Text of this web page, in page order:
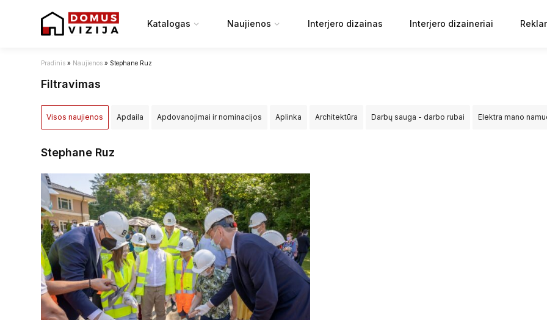
Katalogas Naujienos Interjero dizainas Interjero dizaineriai
Pradinis » Naujienos » Stephane Ruz
Filtravimas
Visos naujienos Apdaila Apdovanojimai ir nominacijos Aplinka Architektūra Darbų sauga - darbo rubai Elektra mano
Stephane Ruz